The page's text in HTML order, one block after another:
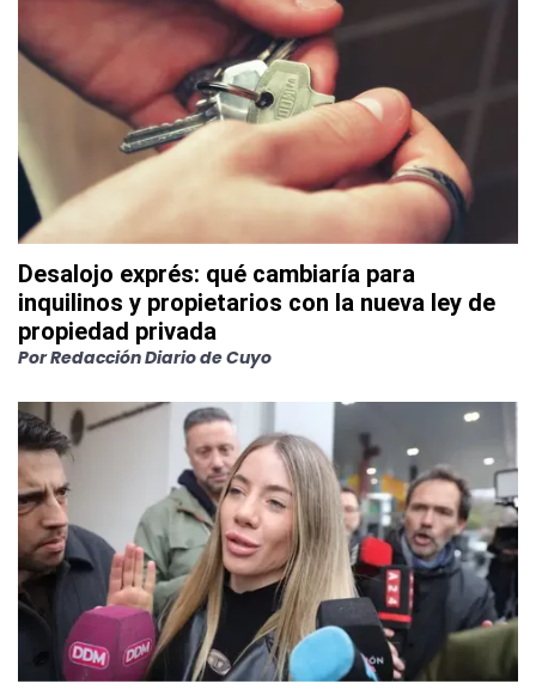
Desalojo exprés: qué cambiaría para
inquilinos y propietarios con la nueva ley de
propiedad privada
PorRedacción Diario de Cuyo